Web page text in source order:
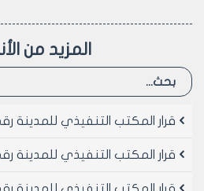
مساحته /253.175/م2
الواحد /300/ل.س واجمالي
وخمسون ليرة سورية لا غير.
المزيد من
قرار المكتب التنفيذي للمدينة رقم 100 لعام
قرار المكتب التنفيذي للمدينة رقم 12 لعام